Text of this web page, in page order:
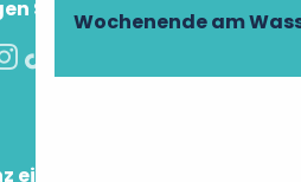
Wochenende am
Sie uns!
einfach an!